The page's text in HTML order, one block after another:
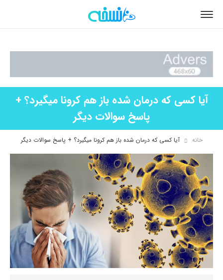
آیا کسی که درمان شده باز هم کرونا میگیرد؟ +
پاسخ سوالات دیگر
خانه آیا کسی که درمان شده باز هم کرونا میگیرد؟ + پاسخ سوالات دیگر